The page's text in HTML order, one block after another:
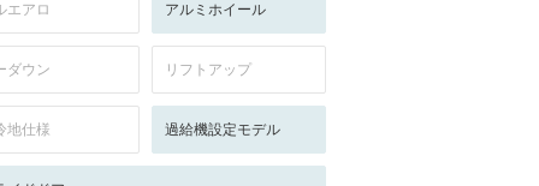
エアロ アルミホイール
ダウン リフトアップ
地仕様 過給機設定モデル